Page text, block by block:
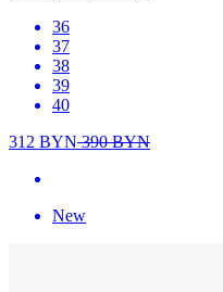
36
37
38
39
40
312 BYN390BYN
New